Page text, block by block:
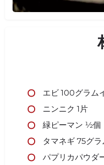
エビ 100グラム
ニンニク 1片
緑ピーマン ½個
タマネギ 75グラ
パプリカパウダ